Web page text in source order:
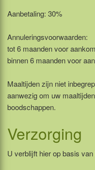
Aanbetaling: 30%
Annuleringsvoorwaarden:
tot 6 maanden voor
binnen 6 maanden voor
Maaltijden zijn niet
aanwezig om uw
boodschappen.
Verzorging
U verblijft hier op basis